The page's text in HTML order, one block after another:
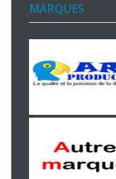
MARQUES